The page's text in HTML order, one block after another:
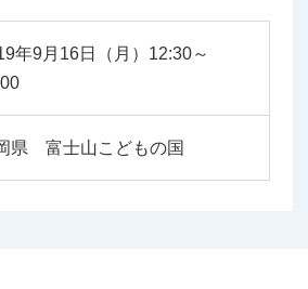
年9月16日（月）12:30～
県 富士山こどもの国